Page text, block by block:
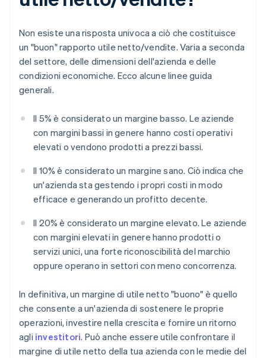
Non esiste una risposta univoca a ciò che costituisce
un "buon" rapporto utile netto/vendite. Varia a seconda
del settore, delle dimensioni dell'azienda e delle
condizioni economiche. Ecco alcune linee guida
generali.
Il 5% è considerato un margine basso. Le aziende
con margini bassi in genere hanno costi operativi
elevati o vendono prodotti a prezzi bassi.
Il 10% è considerato un margine sano. Ciò indica che
un'azienda sta gestendo i propri costi in modo
efficace e generando un profitto decente.
Il 20% è considerato un margine elevato. Le aziende
con margini elevati in genere hanno prodotti o
servizi unici, una forte riconoscibilità del marchio
oppure operano in settori con meno concorrenza.
In definitiva, un margine di utile netto "buono" è quello
che consente a un'azienda di sostenere le proprie
operazioni, investire nella crescita e fornire un ritorno
agli investitori. Può anche essere utile confrontare il
margine di utile netto della tua azienda con le medie del